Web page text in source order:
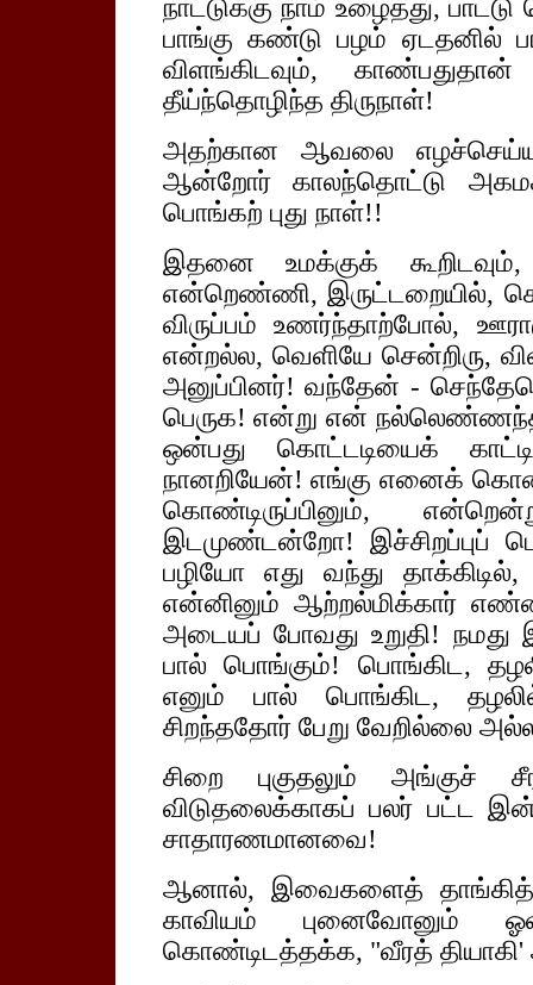
நாட்டுக்கு நாம் உழைத்து,
பாங்கு கண்டு பழம் ஏடதனில்
விளங்கிடவும்,
தீய்ந்தொழிந்த திருநாள்!
அதற்கான ஆவலை எழச்செய்ய
ஆன்றோர் காலந்தொட்டு
பொங்கற் புது நாள்!!
இதனை உமக்குக்
என்றெண்ணி, இருட்டறையில்,
விருப்பம் உணர்ந்தாற்போல்,
என்றல்ல, வெளியே சென்றிரு,
அனுப்பினர்! வந்தேன் -
பெருக! என்று என்
ஒன்பது கொட்டடியைக்
நானறியேன்! எங்கு எனைக்
கொண்டிருப்பினும்,
இடமுண்டன்றோ! இச்சிறப்புப்
பழியோ எது வந்து
என்னினும் ஆற்றல்மிக்கார்
அடையப் போவது உறுதி!
பால் பொங்கும்! பொங்கிட,
எனும் பால் பொங்கிட,
சிறந்ததோர் பேறு வேறில்லை
சிறை புகுதலும் அங்குச்
விடுதலைக்காகப் பலர் பட்ட
சாதாரணமானவை!
ஆனால், இவைகளைத் தாங்கித்
காவியம் புனைவோனும்
கொண்டிடத்தக்க, "வீரத்